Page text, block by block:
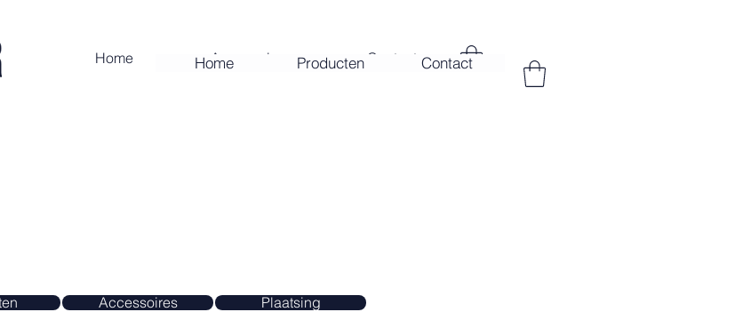
Home Accessoires Contact
Home Producten Contact
Accessoires Plaatsing